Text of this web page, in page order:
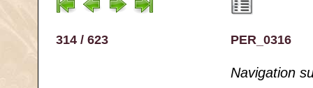
314 / 623 PER_0316
Navigation